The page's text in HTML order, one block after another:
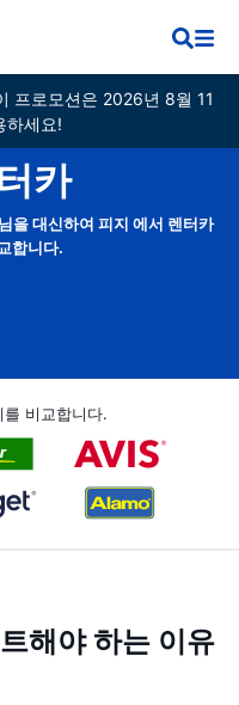
프로모션은 2026년 8월 11
하세요!
카
을 대신하여 피지 에서 렌터카
합니다.
비교합니다.
해야 하는 이유